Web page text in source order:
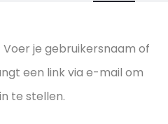
je gebruikersnaam of
een link via e-mail om
te stellen.